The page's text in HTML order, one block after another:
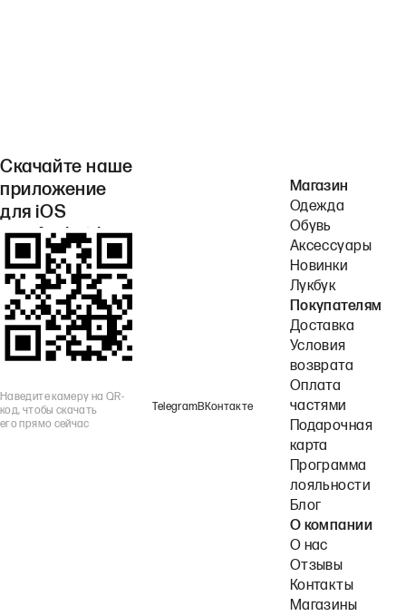
Скачайте наше
приложение
для iOS
или Android.
Наведите камеру на QR-
код, чтобы скачать
его прямо сейчас
TelegramВКонтакте
Магазин
Одежда
Обувь
Аксессуары
Новинки
Лукбук
Покупателям
Доставка
Условия
возврата
Оплата
частями
Подарочная
карта
Программа
лояльности
Блог
О компании
О нас
Отзывы
Контакты
Магазины